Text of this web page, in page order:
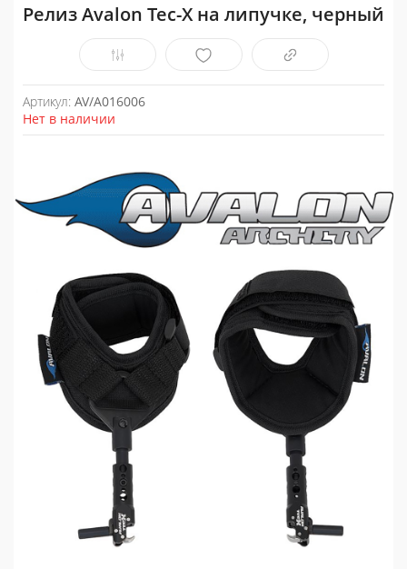
Релиз Avalon Tec-X на липучке, черный
Артикул: AV/A016006
Нет в наличии